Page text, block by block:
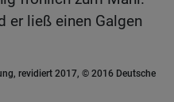
er ließ einen Galgen
revidiert 2017, © 2016 Deutsche